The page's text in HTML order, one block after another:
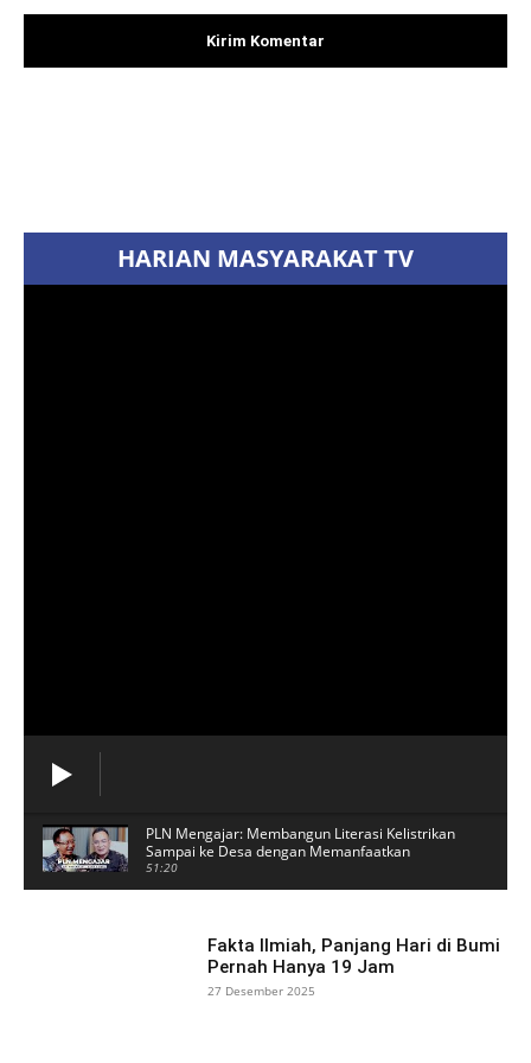
HARIAN MASYARAKAT TV
PLN Mengajar: Membangun Literasi Kelistrikan
Sampai ke Desa dengan Memanfaatkan
Digitalisasi
51:20
Truk Nyaris Jatuh ke Jurang Akibat Jembatan
Ambruk, Sopir Terjebak
Fakta Ilmiah, Panjang Hari di Bumi
Pernah Hanya 19 Jam
27 Desember 2025